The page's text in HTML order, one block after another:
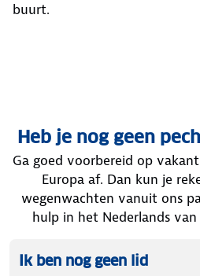
buurt.
Heb je nog geen
Ga goed voorbereid op
Europa af. Dan kun je
wegenwachten vanuit ons
hulp in het Nederlands
Ik ben nog geen lid